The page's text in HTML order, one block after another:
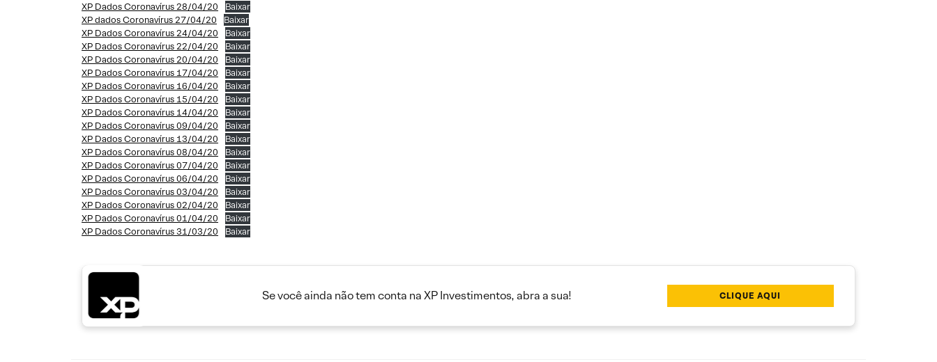
XP Dados Coronavírus 28/04/20
Baixar
XP dados Coronavírus 27/04/20
Baixar
XP Dados Coronavírus 24/04/20
Baixar
XP Dados Coronavírus 22/04/20
Baixar
XP Dados Coronavírus 20/04/20
Baixar
XP Dados Coronavírus 17/04/20
Baixar
XP Dados Coronavírus 16/04/20
Baixar
XP Dados Coronavírus 15/04/20
Baixar
XP Dados Coronavírus 14/04/20
Baixar
XP Dados Coronavírus 09/04/20
Baixar
XP Dados Coronavírus 13/04/20
Baixar
XP Dados Coronavírus 08/04/20
Baixar
XP Dados Coronavírus 07/04/20
Baixar
XP Dados Coronavírus 06/04/20
Baixar
XP Dados Coronavírus 03/04/20
Baixar
XP Dados Coronavírus 02/04/20
Baixar
XP Dados Coronavírus 01/04/20
Baixar
XP Dados Coronavírus 31/03/20
Baixar
Se você ainda não tem conta na XP Investimentos, abra a sua! CLIQUE AQUI